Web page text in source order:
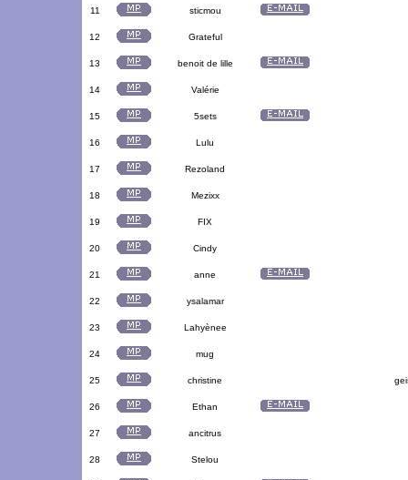
11 sticmou
12 Grateful
13 benoit de lille
14 Valérie
15 5sets
16 Lulu
17 Rezoland
18 Mezixx
19 FIX
20 Cindy
21 anne
22 ysalamar
23 Lahyènee
24 mug
25 christine
26 Ethan
27 ancitrus
28 Stelou